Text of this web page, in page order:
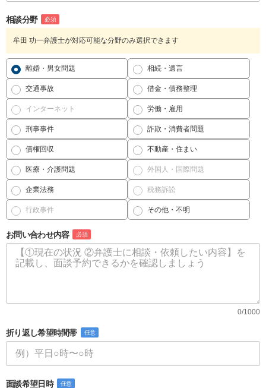
相談分野 必須
牟田 功一弁護士が対応可能な分野のみ選択できます
離婚・男女問題 相続・遺言
交通事故 借金・債務整理
インターネット 労働・雇用
刑事事件 詐欺・消費者問題
債権回収 不動産・住まい
医療・介護問題 外国人・国際問題
企業法務 税務訴訟
行政事件 その他・不明
お問い合わせ内容 必須
0/1000
折り返し希望時間帯 任意
面談希望日時 任意